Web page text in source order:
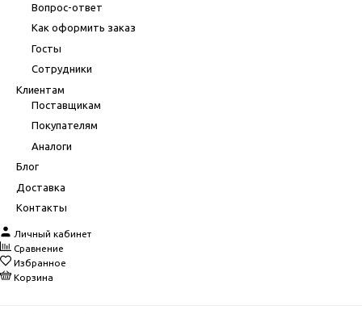
Вопрос-ответ
Как оформить заказ
Госты
Сотрудники
Клиентам
Поставщикам
Покупателям
Аналоги
Блог
Доставка
Контакты
Личный кабинет
Сравнение
Избранное
Корзина